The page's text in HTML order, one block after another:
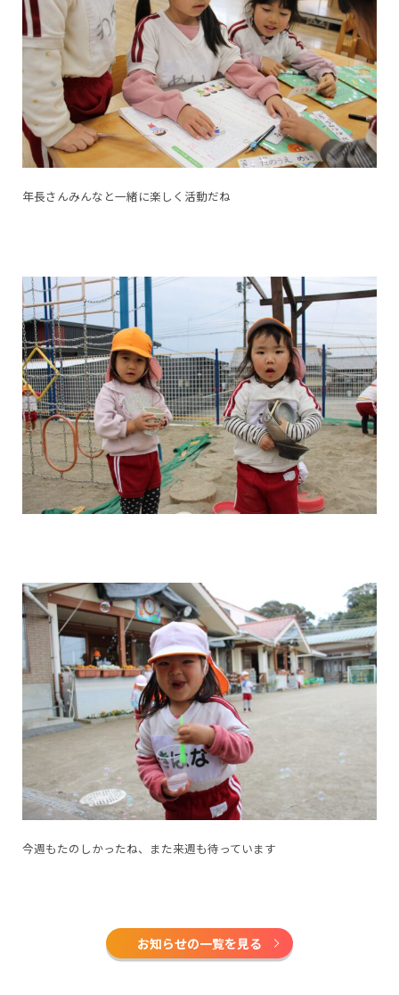
年長さんみんなと一緒に楽しく活動だね
今週もたのしかったね、また来週も待っています
お知らせの一覧を見る